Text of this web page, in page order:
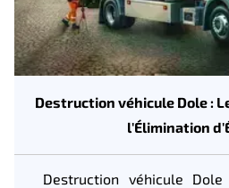
Destruction véhicule Dole :
l'Élimination
Destruction véhicule